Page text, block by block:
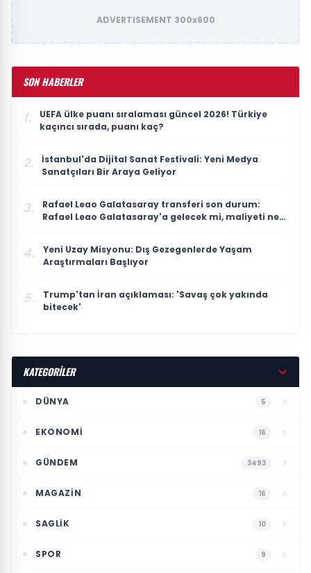
ADVERTISEMENT 300x600
SON HABERLER
1.
UEFA ülke puanı sıralaması güncel 2026! Türkiye
kaçıncı sırada, puanı kaç?
2.
İstanbul'da Dijital Sanat Festivali: Yeni Medya
Sanatçıları Bir Araya Geliyor
3.
Rafael Leao Galatasaray transferi son durum:
Rafael Leao Galatasaray'a gelecek mi, maliyeti ne
4.
Yeni Uzay Misyonu: Dış Gezegenlerde Yaşam
Araştırmaları Başlıyor
5.
Trump'tan İran açıklaması: 'Savaş çok yakında
bitecek'
KATEGORİLER
DÜNYA 5
EKONOMI 16
GÜNDEM 3493
MAGAZIN 16
SAGLIK 10
SPOR 9